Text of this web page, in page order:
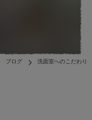
ブログ 洗面室へのこだわり